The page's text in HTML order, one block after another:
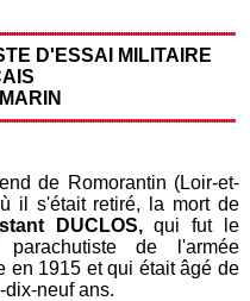
D'ESSAI MILITAIRE
de Romorantin (Loir-et-
il s'était retiré, la mort de
DUCLOS,qui fut le
parachutiste de l'armée
en 1915 et qui était âgé de
dix-neuf ans.